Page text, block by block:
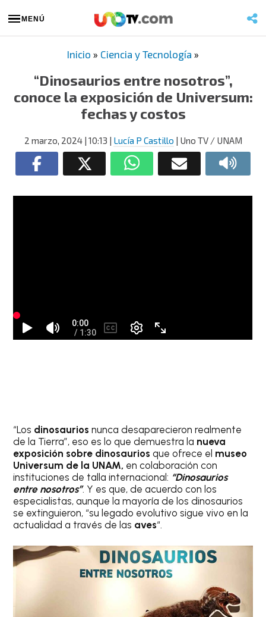
MENÚ
Inicio » Ciencia y Tecnología »
“Dinosaurios entre nosotros”,
conoce la exposición de Universum:
fechas y costos
2 marzo, 2024| 10:13 | Lucía P Castillo | Uno TV / UNAM
“Los dinosaurios nunca desaparecieron realmente
de la Tierra”, eso es lo que demuestra la nueva
exposición sobre dinosaurios que ofrece el museo
Universum de la UNAM, en colaboración con
instituciones de talla internacional: “Dinosaurios
entre nosotros”. Y es que, de acuerdo con los
especialistas, aunque la mayoría de los dinosaurios
se extinguieron, “su legado evolutivo sigue vivo en la
actualidad a través de las aves“.